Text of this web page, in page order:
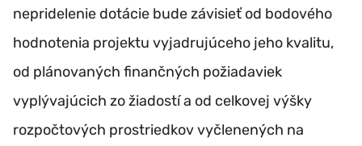
nepridelenie dotácie bude závisieť od bodového
hodnotenia projektu vyjadrujúceho jeho kvalitu,
od plánovaných finančných požiadaviek
vyplývajúcich zo žiadostí a od celkovej výšky
rozpočtových prostriedkov vyčlenených na